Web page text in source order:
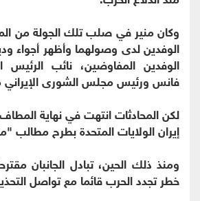
وكان منير في صلب تلك الجولة من
الوفدين لدى وصولهما وأظهر أجواء
الوفدين المفاوضين، نائب
فانس ورئيس مجلس الشورى الإيراني
لكن المحادثات انتهت في نهاية
إيران الولايات المتحدة بطرح مطالب
ومنذ ذلك الحين، تبادل الجانبان
خطر تجدد الحرب قائما مع تواصل